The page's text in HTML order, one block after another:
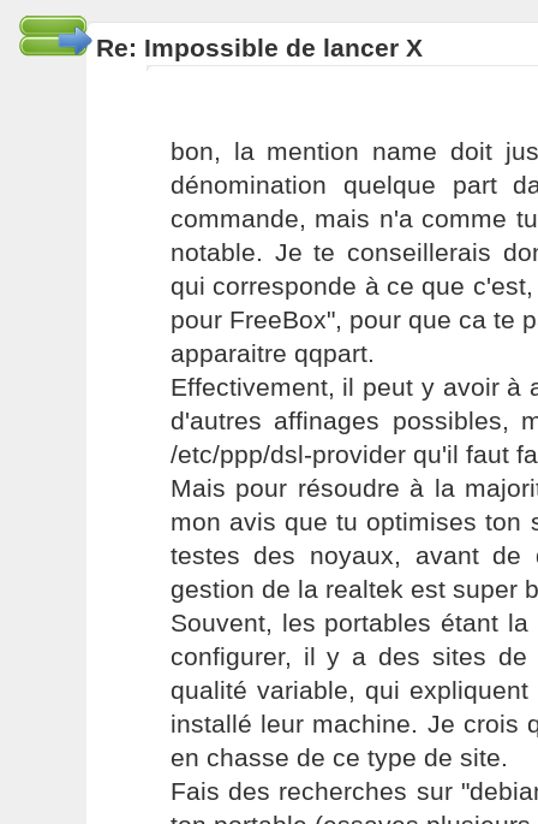
Re: Impossible de lancer X
bon, la mention name doit
dénomination quelque part
commande, mais n'a comme
notable. Je te conseillerais
qui corresponde à ce que
pour FreeBox", pour que ca te
apparaitre qqpart.
Effectivement, il peut y avoir à
d'autres affinages possibles,
/etc/ppp/dsl-provider qu'il faut
Mais pour résoudre à la
mon avis que tu optimises ton
testes des noyaux, avant de
gestion de la realtek est super
Souvent, les portables étant
configurer, il y a des sites de
qualité variable, qui
installé leur machine. Je crois
en chasse de ce type de site.
Fais des recherches sur